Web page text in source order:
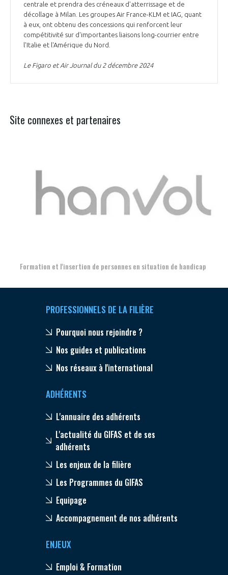
centrale et prendra des créneaux d'atterrissage et de
décollage à Milan. Les groupes Air France-KLM et IAG, quant
à eux, ont obtenu des concessions qui renforcent leur
compétitivité sur d'importantes liaisons long-courrier entre
l'Italie et l'Amérique du Nord.
Le Figaro et Air Journal du 2 décembre 2024
Site connexes et partenaires
Formation et l'insertion de personnes en situation de handicap
PROFESSIONNELS DE LA FILIÈRE
Pourquoi nous rejoindre ?
Nos guides et publications
Nos réseaux à l'international
ADHÉRENTS
L'annuaire des adhérents
L'actualité du GIFAS et de ses
adhérents
Les enjeux de la filière
Les Programmes du GIFAS
Equipage
Accompagnement de nos adhérents
ENJEUX
Emploi & Formation